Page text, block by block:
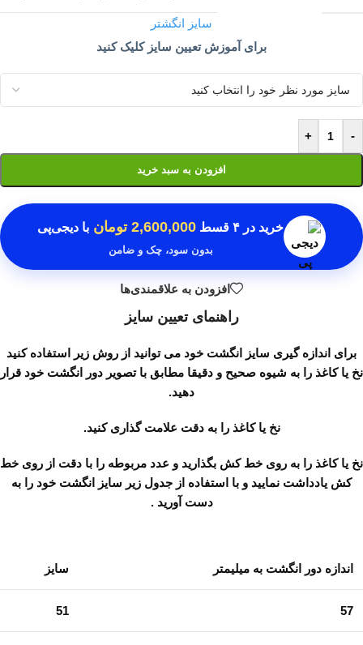
سایز انگشتر
برای آموزش تعیین سایز کلیک کنید
-
+
افزودن به سبد خرید
خرید در ۴ قسط 2,600,000 تومان با دیجی‌پی
بدون سود، چک و ضامن
افزودن به علاقمندی‌ها
راهنمای تعیین سایز
برای اندازه گیری سایز انگشت خود می توانید از روش زیر استفاده کنید
نخ یا کاغذ را به شیوه صحیح و دقیقا مطابق با تصویر دور انگشت خود قرار
دهید.
نخ یا کاغذ را به دقت علامت گذاری کنید.
نخ یا کاغذ را به روی خط کش بگذارید و عدد مربوطه را با دقت از روی خط
کش یادداشت نمایید و با استفاده از جدول زیر سایز انگشت خود را به
دست آورید .
اندازه دور انگشت به میلیمتر سایز
57
51